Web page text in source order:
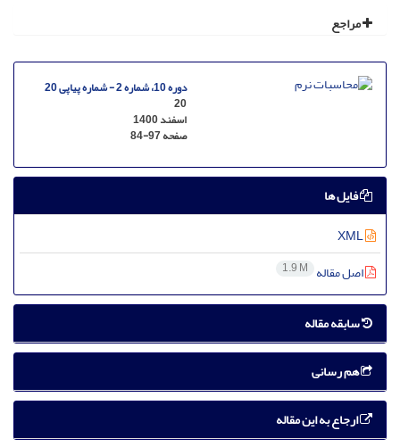
مراجع
دوره 10، شماره 2 - شماره پیاپی 20
20
اسفند 1400
صفحه84-97
فایل ها
اصل مقاله 1.9 M
سابقه مقاله
هم رسانی
ارجاع به این مقاله